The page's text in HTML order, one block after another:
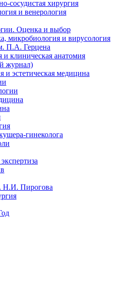
сосудистая хирургия
и венерология
Оценка и выбор
микробиология и вирусология
П.А. Герцена
и клиническая анатомия
журнал)
и эстетическая медицина
гинеколога
Н.И. Пирогова